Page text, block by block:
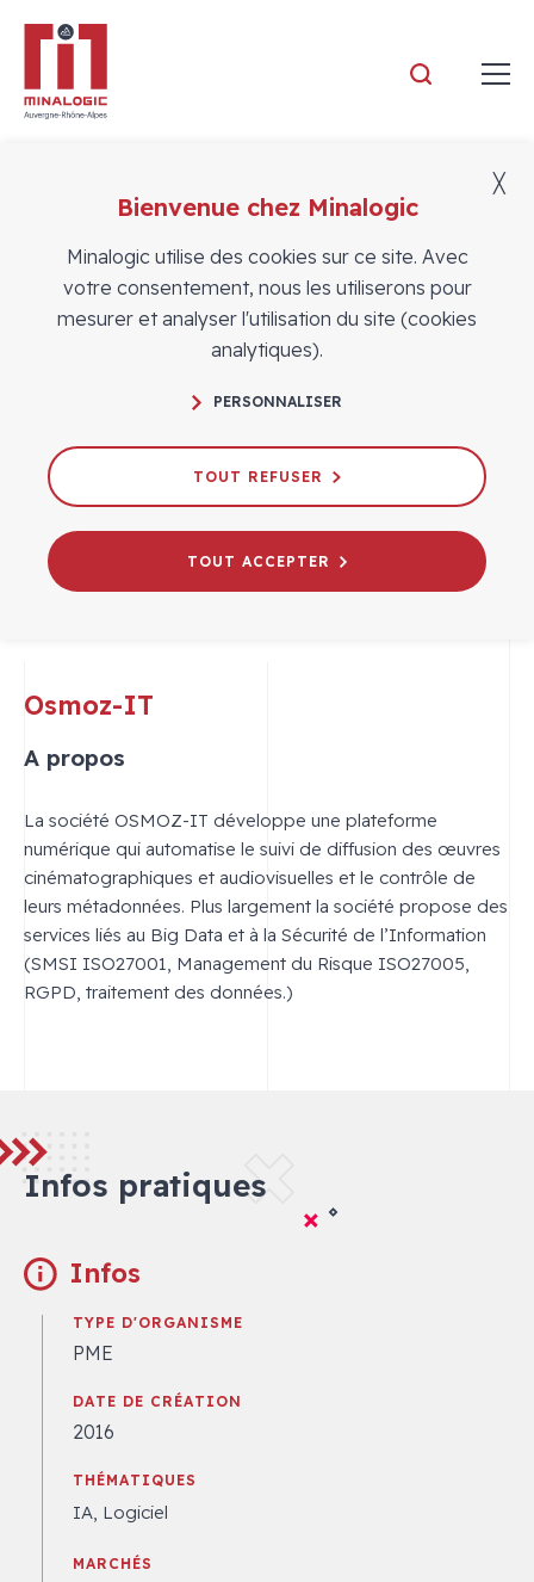
Adhérents
Osmoz-IT
A propos
La société OSMOZ-IT développe une plateforme
numérique qui automatise le suivi de diffusion des œuvres
cinématographiques et audiovisuelles et le contrôle de
leurs métadonnées. Plus largement la société propose des
services liés au Big Data et à la Sécurité de l’Information
(SMSI ISO27001, Management du Risque ISO27005,
RGPD, traitement des données.)
Infos pratiques
Infos
TYPE D'ORGANISME
PME
DATE DE CRÉATION
2016
THÉMATIQUES
IA, Logiciel
MARCHÉS
Bienvenue chez Minalogic
Minalogic utilise des cookies sur ce site. Avec
votre consentement, nous les utiliserons pour
mesurer et analyser l'utilisation du site (cookies
analytiques).
PERSONNALISER
TOUT REFUSER
TOUT ACCEPTER
╳